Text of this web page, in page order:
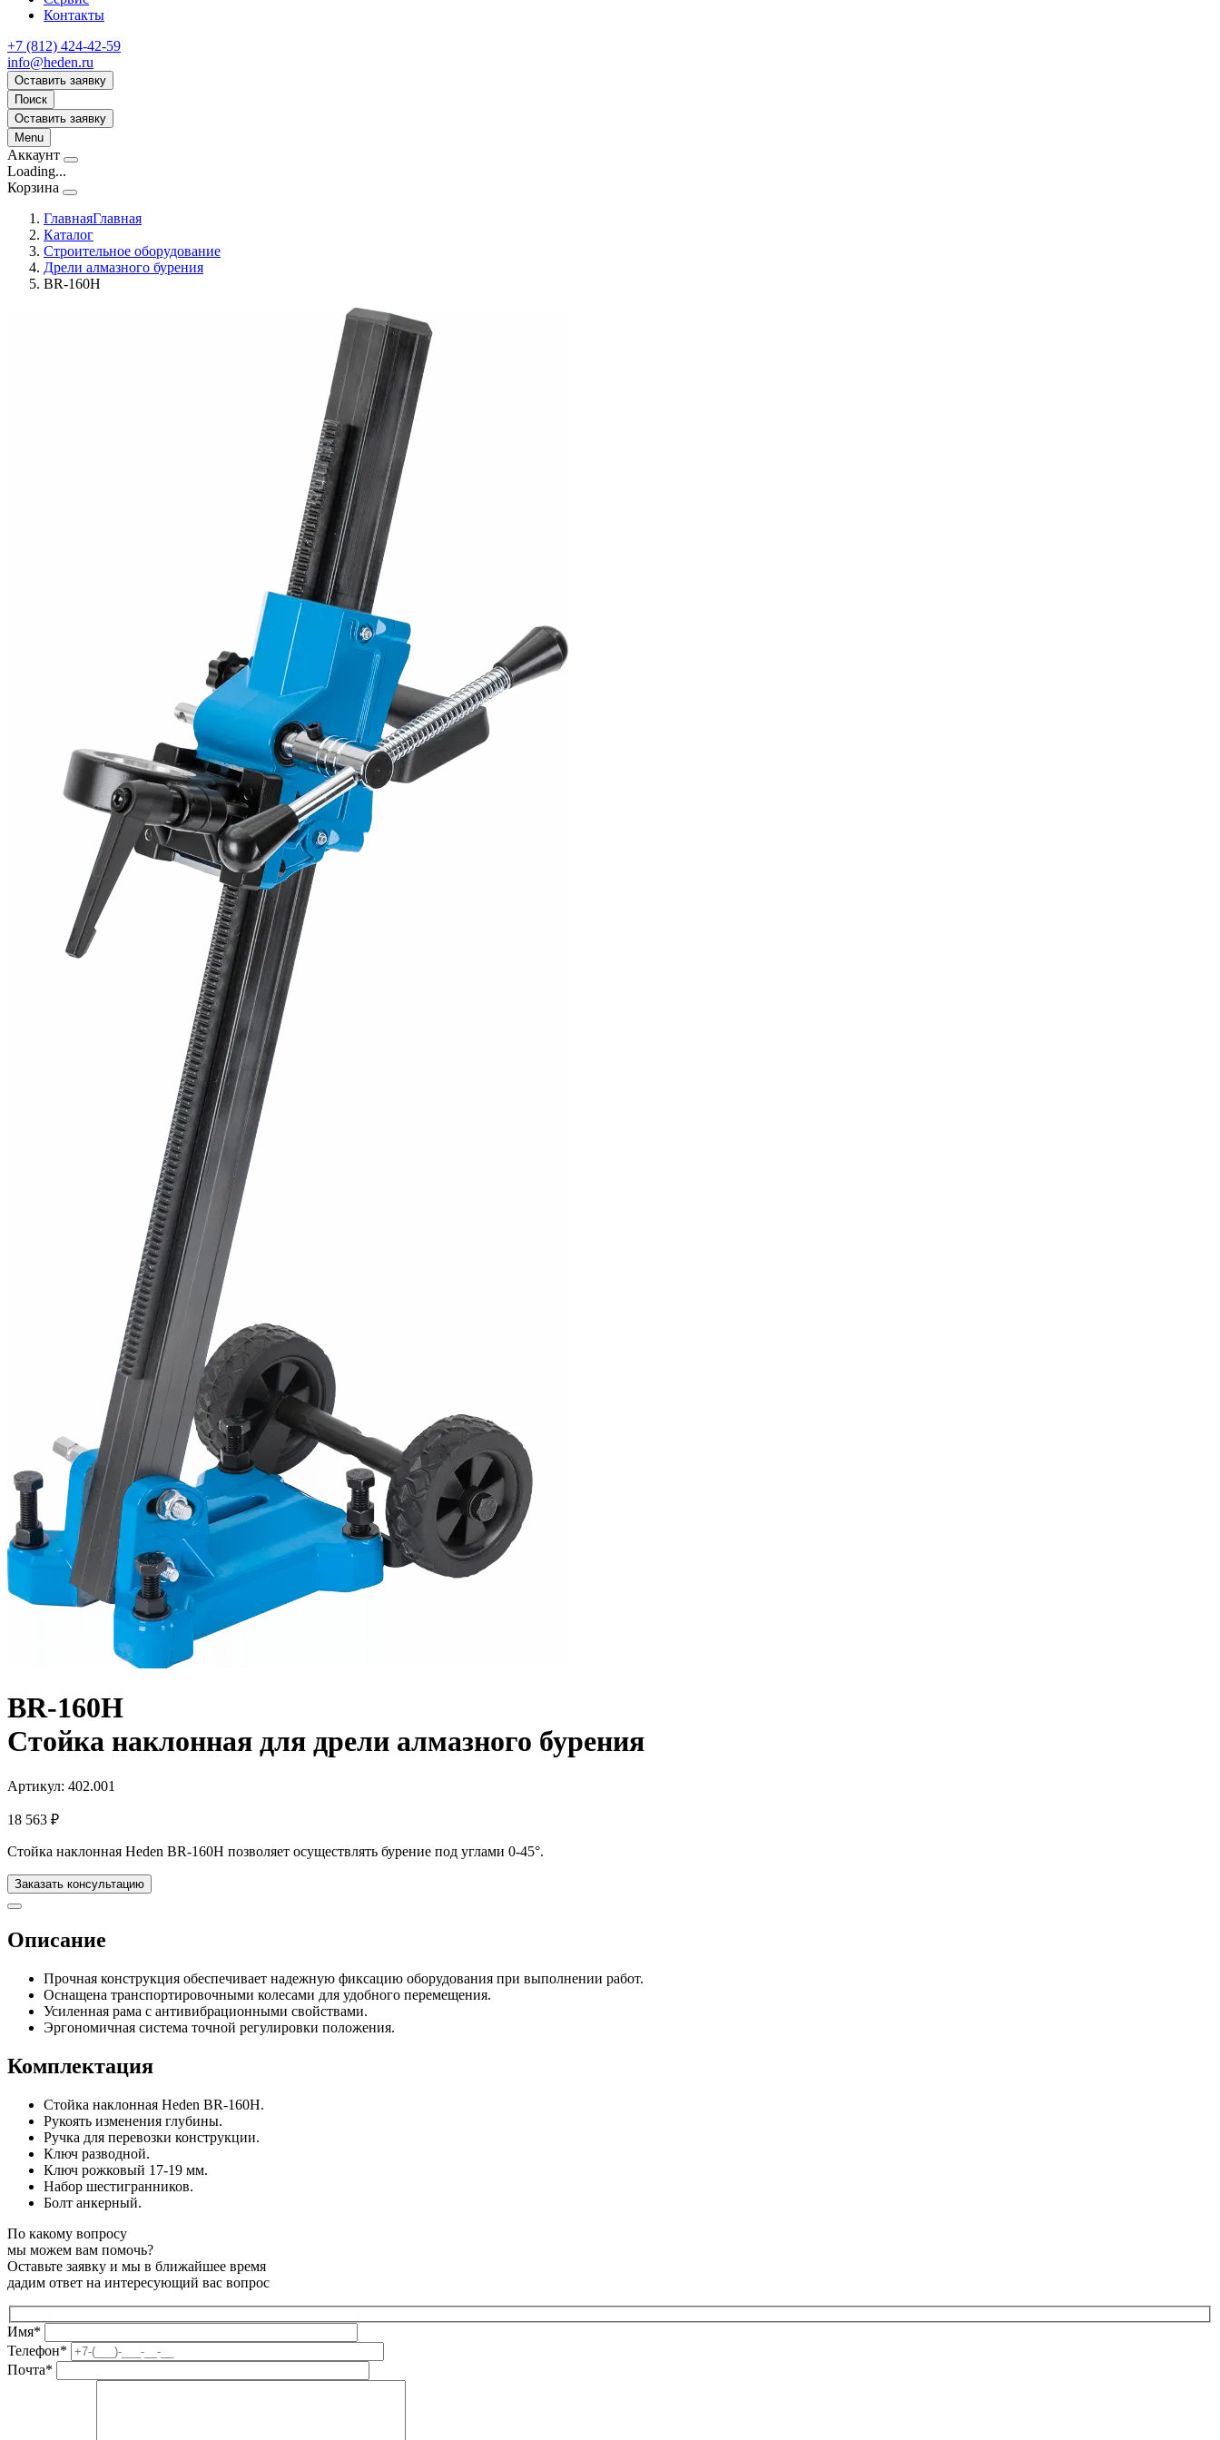
Контакты
+7 (812) 424-42-59
info@heden.ru
Оставить заявку
Поиск
Оставить заявку
Menu
Аккаунт
Loading...
Корзина
ГлавнаяГлавная
Каталог
Строительное оборудование
Дрели алмазного бурения
BR-160H
BR-160H
Стойка наклонная для дрели алмазного бурения
Артикул: 402.001
18 563 ₽
Стойка наклонная Heden BR-160H позволяет осуществлять бурение под углами 0-45°.
Заказать консультацию
Описание
Прочная конструкция обеспечивает надежную фиксацию оборудования при выполнении работ.
Оснащена транспортировочными колесами для удобного перемещения.
Усиленная рама с антивибрационными свойствами.
Эргономичная система точной регулировки положения.
Комплектация
Стойка наклонная Heden BR-160H.
Рукоять изменения глубины.
Ручка для перевозки конструкции.
Ключ разводной.
Ключ рожковый 17-19 мм.
Набор шестигранников.
Болт анкерный.
По какому вопросу
мы можем вам помочь?
Оставьте заявку и мы в ближайшее время
дадим ответ на интересующий вас вопрос
Имя*
Телефон*
Почта*